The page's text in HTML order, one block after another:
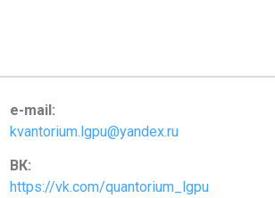
e-mail:
kvantorium.lgpu@yandex.ru
ВК:
https://vk.com/quantorium_lgpu